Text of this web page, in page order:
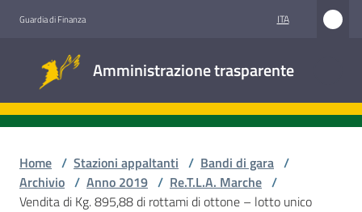
Guardia di Finanza ITA
Amministrazione trasparente
trasparente
Home / Stazioni appaltanti / Bandi di gara /
Archivio / Anno 2019 / Re.T.L.A. Marche /
Vendita di Kg. 895,88 di rottami di ottone – lotto unico